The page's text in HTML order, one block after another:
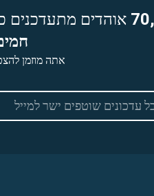
אוהדים מתעדכנים
אתה מוזמן